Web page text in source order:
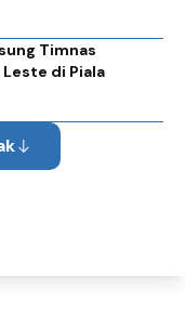
Timnas
di Piala